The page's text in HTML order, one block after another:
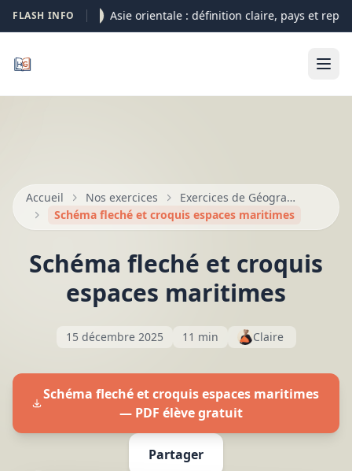
FLASH INFO05-08 Asie orientale : définition claire, pays et
Accueil Nos exercices
Exercices de Géographie et croquis
Schéma fleché et croquis espaces maritimes
Schéma fleché et croquis
espaces maritimes
15 décembre 2025 11 min Claire
Schéma fleché et croquis espaces maritimes
— PDF élève gratuit
Partager